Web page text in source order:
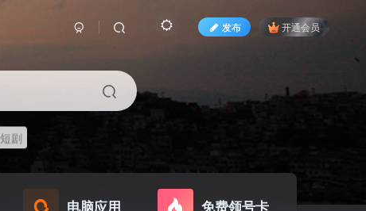
发布 开通会员
短剧
电脑应用 免费领号卡